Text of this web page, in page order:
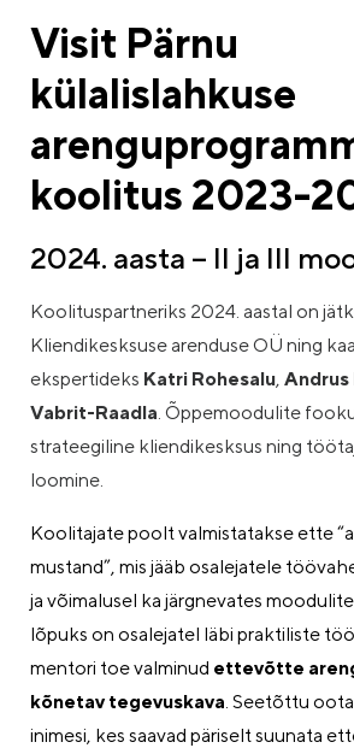
Visit Pärnu
külalislahkuse
koolitus 2023-
2024. aasta – II ja III
Koolituspartneriks 2024. aastal on
Kliendikesksuse arenduse OÜ ning
ekspertideks Katri Rohesalu,
Vabrit-Raadla . Õppemoodulite
strateegiline kliendikesksus ning
loomine.
Koolitajate poolt valmistatakse ette
mustand”, mis jääb osalejatele
ja võimalusel ka järgnevates
lõpuks on osalejatel läbi praktiliste
mentori toe valminud ettevõtte
kõnetav tegevuskava . Seetõttu
inimesi, kes saavad päriselt suunata